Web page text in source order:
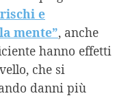
e
mente”, anche
hanno effetti
che si
danni più